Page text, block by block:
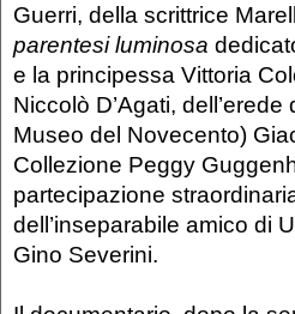
Guerri, della scrittrice
parentesi luminosa
e la principessa Vittoria
Niccolò D’Agati,
Museo del Novecento)
Collezione Peggy
partecipazione
dell’inseparabile amico di
Gino Severini.